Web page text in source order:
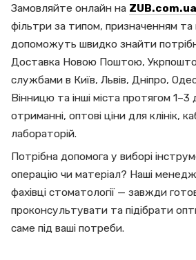
Замовляйте онлайн на ZUB.com.ua
фільтри за типом, призначенням
допоможуть швидко знайти
Доставка Новою Поштою,
службами в Київ, Львів, Дніпро,
Вінницю та інші міста протягом 1–3
отриманні, оптові ціни для клінік,
лабораторій.
Потрібна допомога у виборі
операцію чи матеріал? Наші
фахівці стоматології — завжди
проконсультувати та підібрати
саме під ваші потреби.